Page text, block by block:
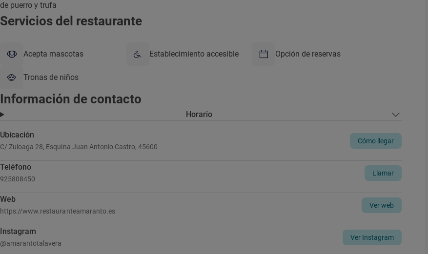
de puerro y trufa
Servicios del restaurante
Acepta mascotas Establecimiento accesible Opción de reservas
Tronas de niños
Información de contacto
Horario
Ubicación
C/ Zuloaga 28, Esquina Juan Antonio Castro, 45600
Cómo llegar
Teléfono
925808450
Llamar
Web
https://www.restauranteamaranto.es
Ver web
Instagram
@amarantotalavera
Ver Instagram